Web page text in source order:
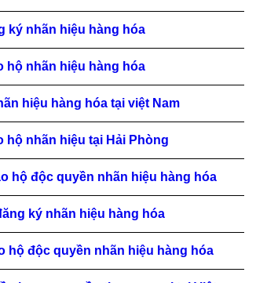
ký nhãn hiệu hàng hóa
hộ nhãn hiệu hàng hóa
hiệu hàng hóa tại việt Nam
hộ nhãn hiệu tại Hải Phòng
hộ độc quyền nhãn hiệu hàng hóa
ký nhãn hiệu hàng hóa
hộ độc quyền nhãn hiệu hàng hóa